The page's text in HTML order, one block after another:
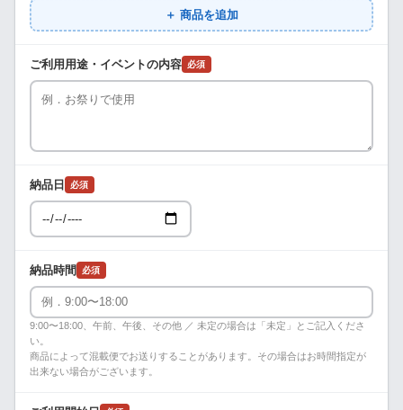
＋ 商品を追加
ご利用用途・イベントの内容 必須
納品日 必須
納品時間 必須
9:00〜18:00、午前、午後、その他 ／ 未定の場合は「未定」とご記入くださ
い。
商品によって混載便でお送りすることがあります。その場合はお時間指定が
出来ない場合がございます。